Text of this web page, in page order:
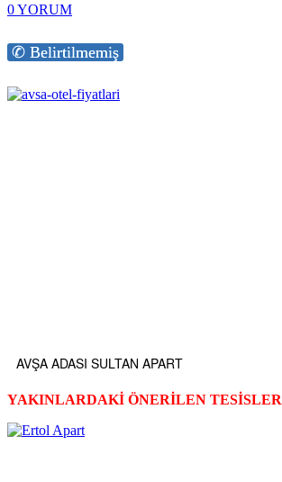
0YORUM
✆ Belirtilmemiş
AVŞA ADASI SULTAN APART
YAKINLARDAKİ ÖNERİLEN TESİSLER